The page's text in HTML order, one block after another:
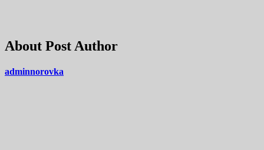
About Post Author
adminnorovka